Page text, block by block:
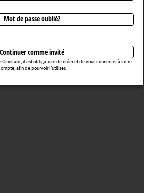
Mot de passe oublié?
Continuer comme invité
Cinecard, il est obligatoire de créer et de vous connecter à votre
afin de pourvoir l’utiliser.